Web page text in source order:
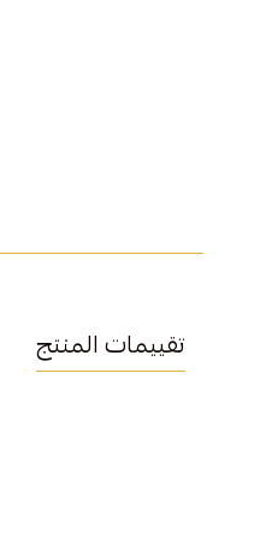
تقييمات المنتج